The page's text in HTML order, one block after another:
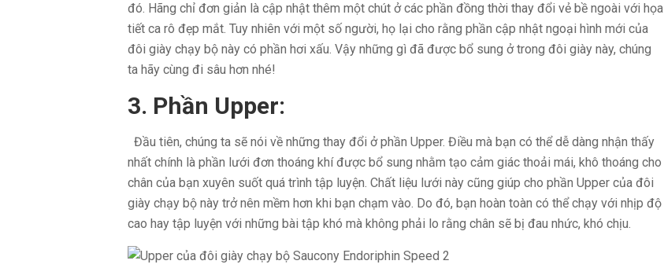
đó. Hãng chỉ đơn giản là cập nhật thêm một chút ở các phần đồng thời thay đổi vẻ bề ngoài với họa
tiết ca rô đẹp mắt. Tuy nhiên với một số người, họ lại cho rằng phần cập nhật ngoại hình mới của
đôi giày chạy bộ này có phần hơi xấu. Vậy những gì đã được bổ sung ở trong đôi giày này, chúng
ta hãy cùng đi sâu hơn nhé!
3. Phần Upper:
Đầu tiên, chúng ta sẽ nói về những thay đổi ở phần Upper. Điều mà bạn có thể dễ dàng nhận thấy
nhất chính là phần lưới đơn thoáng khí được bổ sung nhằm tạo cảm giác thoải mái, khô thoáng cho
chân của bạn xuyên suốt quá trình tập luyện. Chất liệu lưới này cũng giúp cho phần Upper của đôi
giày chạy bộ này trở nên mềm hơn khi bạn chạm vào. Do đó, bạn hoàn toàn có thể chạy với nhịp độ
cao hay tập luyện với những bài tập khó mà không phải lo rằng chân sẽ bị đau nhức, khó chịu.